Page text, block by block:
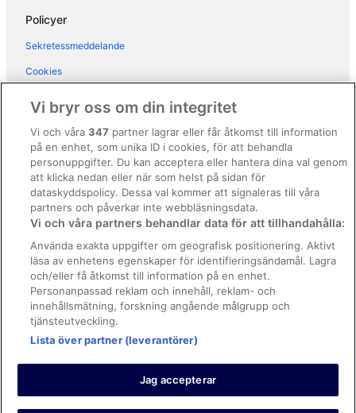
Villor i Lombardiet
Hotell i Magenta
Hotell i närheten av Milanos katedral
Hotell i Porta Genova
Hotell i Porta Romana
Hotell i Porta Vittoria
Hotell i Prato Centenaro
Hotell i QT8
Hotell i Ripamonti Corvetto
Hotell i San Bovio
Hotell i San Siro
Hotell i närheten av Teatro alla Scala
Policyer
Sekretessmeddelande
Cookies
Regler och villkor för Vrbo
Tillgänglighetsanpassning
Juridisk information/Kontakta oss
Riktlinjer för innehåll och anmäla innehåll
Hjälp
Kontakta oss
Avboka eller ändra din bokning
Boka ett flyg med flygbolagskredit
Återbetalningsprocess och tidslinjer
© 2026 Expedia, Inc., ett företag inom Expedia Group.
https://www.expediagroup.com/ Med ensamrätt. MrJet är ett
Vi bryr oss om din integritet
Vi och våra347 partner lagrar eller får åtkomst till information
på en enhet, som unika ID i cookies, för att behandla
personuppgifter. Du kan acceptera eller hantera dina val genom
att klicka nedan eller när som helst på sidan för
dataskyddspolicy. Dessa val kommer att signaleras till våra
partners och påverkar inte webbläsningsdata.
Vi och våra partners behandlar data för att tillhandahålla:
Använda exakta uppgifter om geografisk positionering. Aktivt
läsa av enhetens egenskaper för identifieringsändamål. Lagra
och/eller få åtkomst till information på en enhet.
Personanpassad reklam och innehåll, reklam- och
innehållsmätning, forskning angående målgrupp och
tjänsteutveckling.
Lista över partner (leverantörer)
Jag accepterar